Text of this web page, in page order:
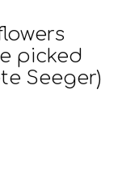
picked
Seeger)